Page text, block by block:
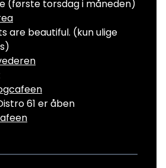
(første torsdag i måneden)
are beautiful. (kun ulige
61 er åben